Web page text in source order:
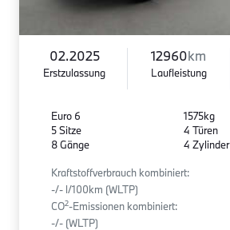
02.2025
Erstzulassung
12960km
Laufleistung
Euro 6
5 Sitze
8 Gänge
1575kg
4 Türen
4 Zylinder
Kraftstoffverbrauch kombiniert:
-/- l/100km (WLTP)
CO2-Emissionen kombiniert:
-/- (WLTP)